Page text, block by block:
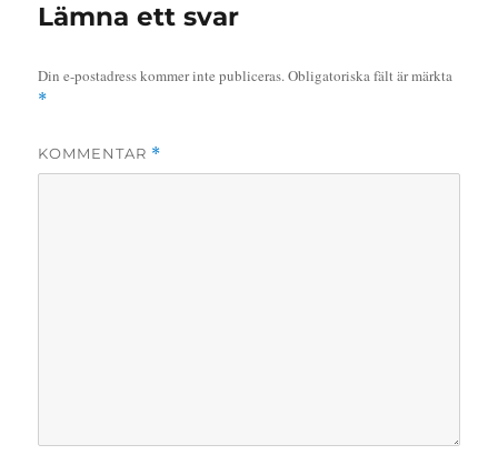
Lämna ett svar
Din e-postadress kommer inte publiceras.Obligatoriska fält är märkta
*
KOMMENTAR *